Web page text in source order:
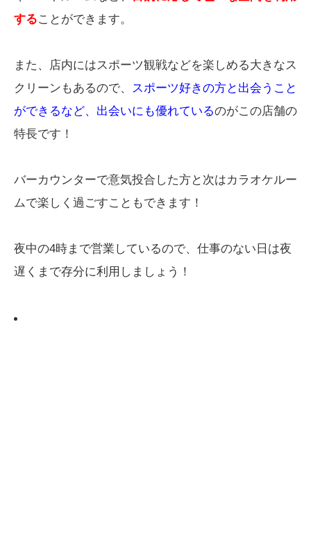
する ことができます。
また、店内にはスポーツ観戦などを楽しめる大きなス
クリーンもあるので、
スポーツ好きの方と出会うこと
ができるなど、出会いにも優れているのがこの店舗の
特長です！
バーカウンターで意気投合した方と次はカラオケルー
ムで楽しく過ごすこともできます！
夜中の4時まで営業しているので、仕事のない日は夜
遅くまで存分に利用しましょう！